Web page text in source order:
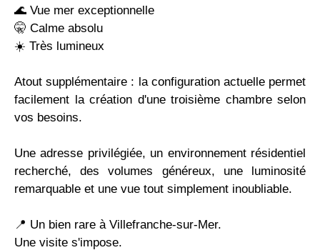
🌊 Vue mer exceptionnelle
🤫 Calme absolu
☀️ Très lumineux
Atout supplémentaire : la configuration actuelle permet
facilement la création d'une troisième chambre selon
vos besoins.
Une adresse privilégiée, un environnement résidentiel
recherché, des volumes généreux, une luminosité
remarquable et une vue tout simplement inoubliable.
📍 Un bien rare à Villefranche-sur-Mer.
Une visite s'impose.